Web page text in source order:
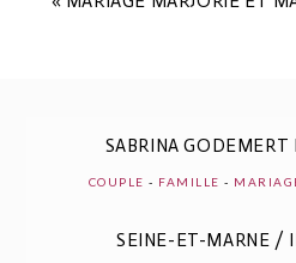
POST COMMENT
SABRINA
COUPLE - FAMILLE -
SEINE-ET-MARNE /